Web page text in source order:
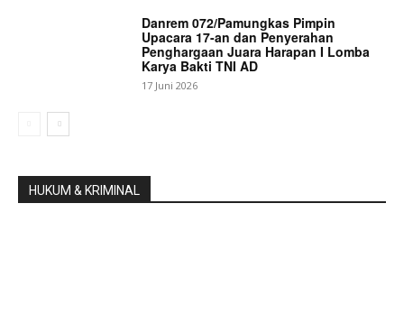
Danrem 072/Pamungkas Pimpin
Upacara 17-an dan Penyerahan
Penghargaan Juara Harapan I Lomba
Karya Bakti TNI AD
17 Juni 2026
HUKUM & KRIMINAL